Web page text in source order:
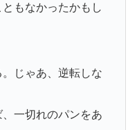
もなかったかもし
。じゃあ、逆転しな
一切れのパンをあ